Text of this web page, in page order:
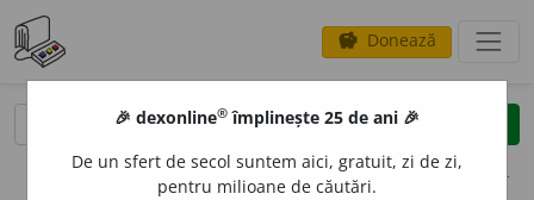
savings Donează
clear
opțiuni
🎉 dexonline® împlinește 25 de ani 🎉
De un sfert de secol suntem aici, gratuit, zi de zi,
pentru milioane de căutări.